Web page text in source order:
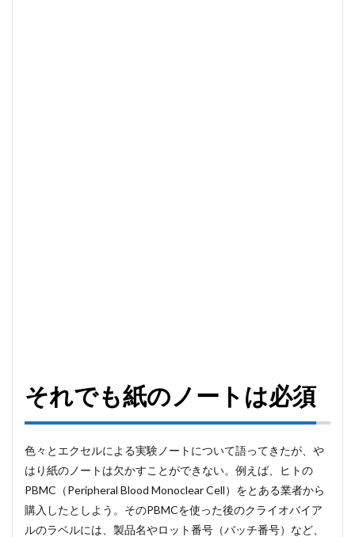
それでも紙のノートは必須
色々とエクセルによる実験ノートについて語ってきたが、や
はり紙のノートは欠かすことができない。例えば、ヒトの
PBMC（Peripheral Blood Monoclear Cell）をとある業者から
購入したとしよう。そのPBMCを使った後のクライオバイア
ルのラベルには、製品名やロット番号（バッチ番号）など、